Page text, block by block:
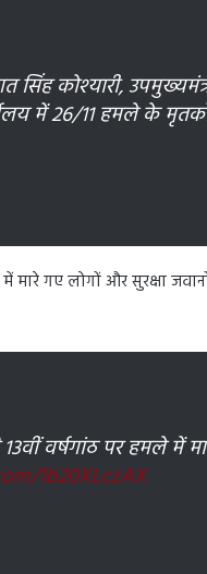
सिंह कोश्यारी,
में 26/11 हमले के
मारे गए लोगों और सुरक्षा
वर्षगांठ पर हमले में
1b20XLczAX